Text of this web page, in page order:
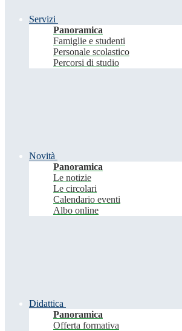
Servizi
Panoramica
Famiglie e studenti
Personale scolastico
Percorsi di studio
Novità
Panoramica
Le notizie
Le circolari
Calendario eventi
Albo online
Didattica
Panoramica
Offerta formativa